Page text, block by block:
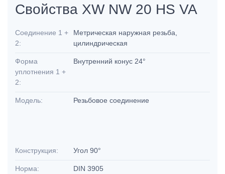
Свойства XW NW 20 HS VA
Соединение 1 +
2:
Метрическая наружная резьба,
цилиндрическая
Форма
уплотнения 1 +
2:
Внутренний конус 24°
Модель: Резьбовое соединение
Конструкция: Угол 90°
Норма: DIN 3905